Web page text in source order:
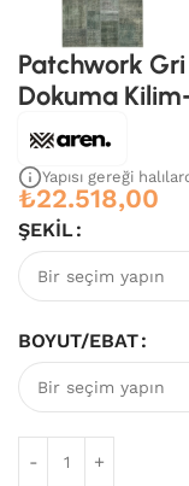
Patchwork
Dokuma
Yapısı gereği
₺22.518,00
ŞEKIL
BOYUT/EBAT